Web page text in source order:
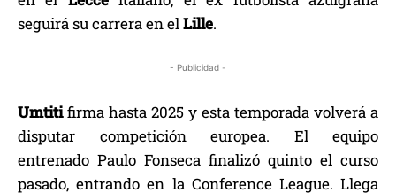
seguirá su carrera en elLille.
- Publicidad -
Umtitifirma hasta 2025 y esta temporada volverá a
disputar competición europea. El equipo
entrenado Paulo Fonseca finalizó quinto el curso
pasado, entrando en la Conference League. Llega